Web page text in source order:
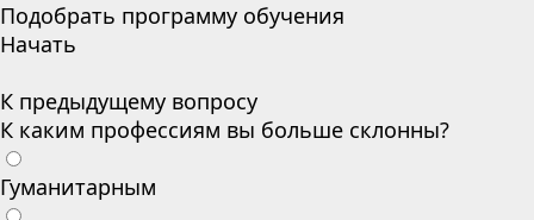
Подобрать программу обучения
Начать
К предыдущему вопросу
К каким профессиям вы больше склонны?
Гуманитарным